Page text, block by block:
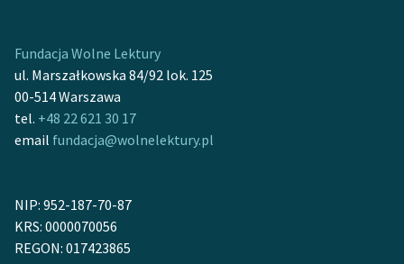
Fundacja Wolne Lektury
ul. Marszałkowska 84/92 lok. 125
00-514 Warszawa
tel. +48 22 621 30 17
email fundacja@wolnelektury.pl
NIP: 952-187-70-87
KRS: 0000070056
REGON: 017423865